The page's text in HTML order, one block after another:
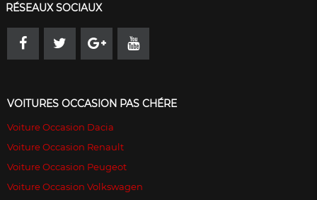
RÉSEAUX SOCIAUX
VOITURES OCCASION PAS CHÉRE
Voiture Occasion Dacia
Voiture Occasion Renault
Voiture Occasion Peugeot
Voiture Occasion Volkswagen